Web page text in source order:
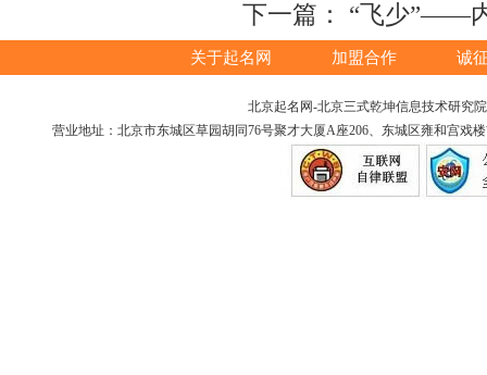
下一篇： “飞少”——
关于起名网 加盟合作 诚
北京起名网-北京三式乾坤信息技术研究
营业地址：北京市东城区草园胡同76号聚才大厦A座206、东城区雍和宫戏